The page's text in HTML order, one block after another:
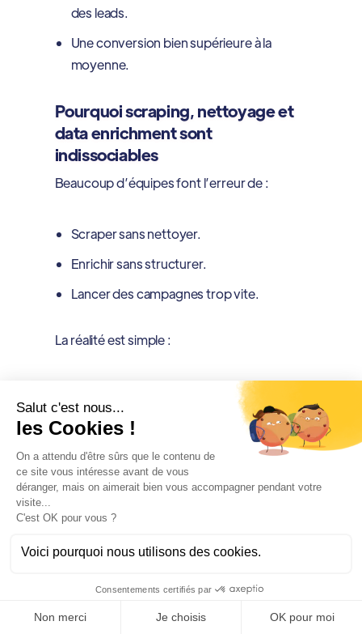
des leads.
Une conversion bien supérieure à la
moyenne.
Pourquoi scraping, nettoyage et
data enrichment sont
indissociables
Beaucoup d’équipes font l’erreur de :
Scraper sans nettoyer.
Enrichir sans structurer.
Lancer des campagnes trop vite.
La réalité est simple :
La performance en lead generation B2B est
déterminée par la qualité des données de
prospection.
Scraping = volume ciblé
Data enrichment = contact et
Nettoyage de données = fiabilité
La stack idéale pour